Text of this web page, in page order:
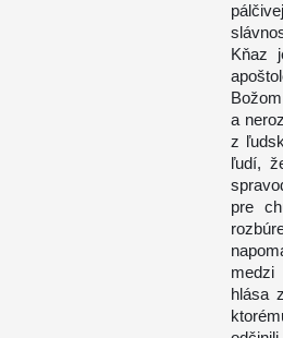
Kňaz
a
z
ľudí,
pre
medzi
hlása